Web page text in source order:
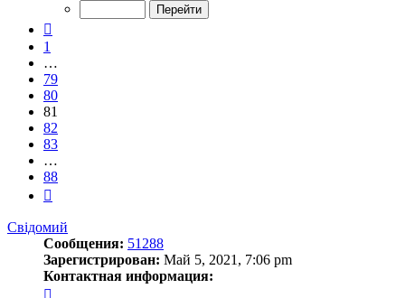
1
…
79
80
81
82
83
…
88
Свідомий
Сообщения: 51288
Зарегистрирован: Май 5, 2021, 7:06 pm
Контактная информация: